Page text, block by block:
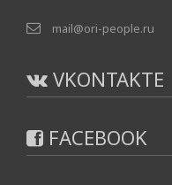
mail@ori-people.ru
VKONTAKTE
FACEBOOK